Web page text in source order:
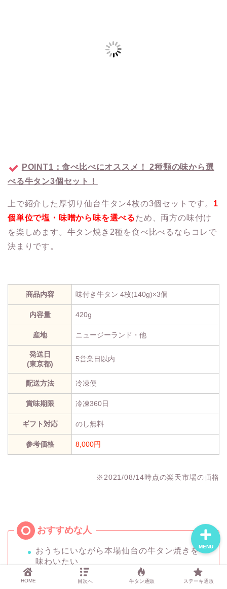
POINT1：食べ比べにオススメ！ 2種類の味から選
べる牛タン3個セット！
上で紹介した厚切り仙台牛タン4枚の3個セットです。 1
個単位で塩・味噌から味を選べるため、両方の味付け
を楽しめます。牛タン焼き2種を食べ比べるならコレで
決まりです。
商品内容 味付き牛タン 4枚(140g)×3個
内容量 420g
産地 ニュージーランド・他
発送日
(東京都)
5営業日以内
配送方法 冷凍便
賞味期限 冷凍360日
ギフト対応 のし無料
参考価格 8,000円
※2021/08/14時点の楽天市場の価格
おうちにいながら本場仙台の牛タン焼きを
味わいたい
小分けタイプの牛タン焼きをお取り寄せ
し、日常的に食べたい
HOME 目次へ 牛タン通販 ステーキ通販
MENU
おすすめ焼肉通販3選